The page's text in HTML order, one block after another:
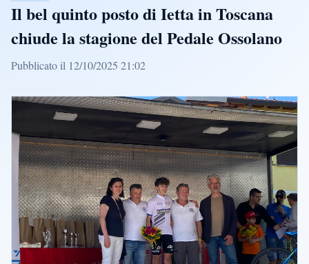
Il bel quinto posto di Ietta in Toscana
chiude la stagione del Pedale Ossolano
Pubblicato il 12/10/2025 21:02